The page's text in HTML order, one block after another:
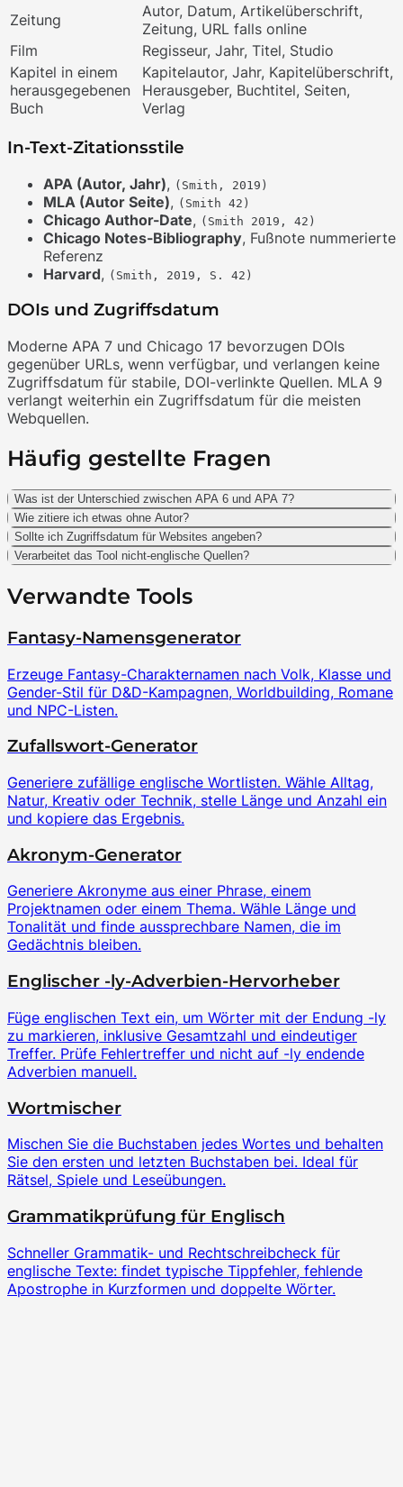
Zeitung
Autor, Datum, Artikelüberschrift,
Zeitung, URL falls online
Film
Regisseur, Jahr, Titel, Studio
Kapitel in einem
herausgegebenen
Buch
Kapitelautor, Jahr, Kapitelüberschrift,
Herausgeber, Buchtitel, Seiten,
Verlag
In-Text-Zitationsstile
APA (Autor, Jahr), (Smith, 2019)
MLA (Autor Seite), (Smith 42)
Chicago Author-Date, (Smith 2019, 42)
Chicago Notes-Bibliography, Fußnote nummerierte
Referenz
Harvard, (Smith, 2019, S. 42)
DOIs und Zugriffsdatum
Moderne APA 7 und Chicago 17 bevorzugen DOIs
gegenüber URLs, wenn verfügbar, und verlangen keine
Zugriffsdatum für stabile, DOI-verlinkte Quellen. MLA 9
verlangt weiterhin ein Zugriffsdatum für die meisten
Webquellen.
Häufig gestellte Fragen
Was ist der Unterschied zwischen APA 6 und APA 7?
Wie zitiere ich etwas ohne Autor?
Sollte ich Zugriffsdatum für Websites angeben?
Verarbeitet das Tool nicht-englische Quellen?
Verwandte Tools
Fantasy-Namensgenerator
Erzeuge Fantasy-Charakternamen nach Volk, Klasse und
Gender-Stil für D&D-Kampagnen, Worldbuilding, Romane
und NPC-Listen.
Zufallswort-Generator
Generiere zufällige englische Wortlisten. Wähle Alltag,
Natur, Kreativ oder Technik, stelle Länge und Anzahl ein
und kopiere das Ergebnis.
Akronym-Generator
Generiere Akronyme aus einer Phrase, einem
Projektnamen oder einem Thema. Wähle Länge und
Tonalität und finde aussprechbare Namen, die im
Gedächtnis bleiben.
Englischer -ly-Adverbien-Hervorheber
Füge englischen Text ein, um Wörter mit der Endung -ly
zu markieren, inklusive Gesamtzahl und eindeutiger
Treffer. Prüfe Fehlertreffer und nicht auf -ly endende
Adverbien manuell.
Wortmischer
Mischen Sie die Buchstaben jedes Wortes und behalten
Sie den ersten und letzten Buchstaben bei. Ideal für
Rätsel, Spiele und Leseübungen.
Grammatikprüfung für Englisch
Schneller Grammatik- und Rechtschreibcheck für
englische Texte: findet typische Tippfehler, fehlende
Apostrophe in Kurzformen und doppelte Wörter.